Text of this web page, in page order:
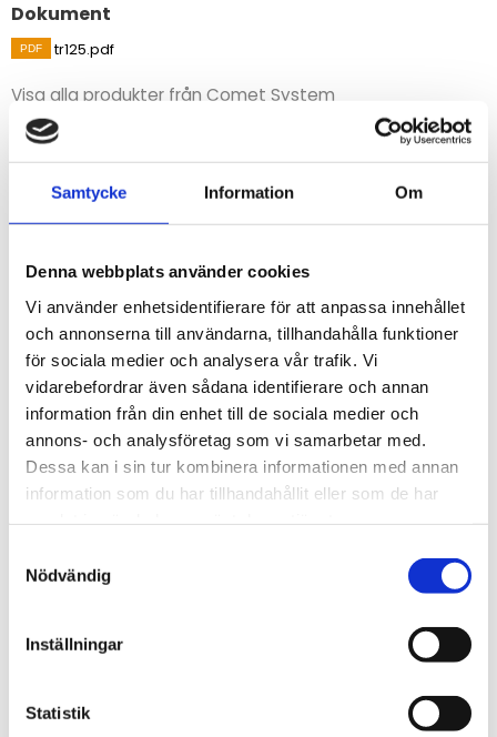
Samtycke Information Om
Denna webbplats använder cookies
Vi använder enhetsidentifierare för att anpassa innehållet
och annonserna till användarna, tillhandahålla funktioner
för sociala medier och analysera vår trafik. Vi
vidarebefordrar även sådana identifierare och annan
information från din enhet till de sociala medier och
annons- och analysföretag som vi samarbetar med.
Dessa kan i sin tur kombinera informationen med annan
information som du har tillhandahållit eller som de har
Nödvändig
Inställningar
Statistik
Dokument
tr125.pdf
Visa alla produkter från Comet System
Beskrivning
Universalgivare Pt1000 IP67, mätområde -190 till +150°C.
Givarkropp i rostfritt stål 17241 med teflonkabel,
diameter 5mm, längd 50mm.
MiniDIN-kontakt som passar datalogger i serien
Multilogger.
STÄLL EN FRÅGA OM PRODUKTEN
Omdömen